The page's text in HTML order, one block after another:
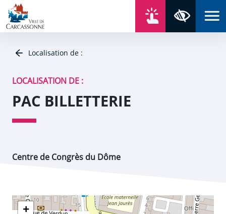
Aller au contenu
Aller au menu
Aller au plan du site
Aller à la recherche
Localisation de :
LOCALISATION DE :
PAC BILLETTERIE
Centre de Congrès du Dôme
+
Panneau de gestion des cookies